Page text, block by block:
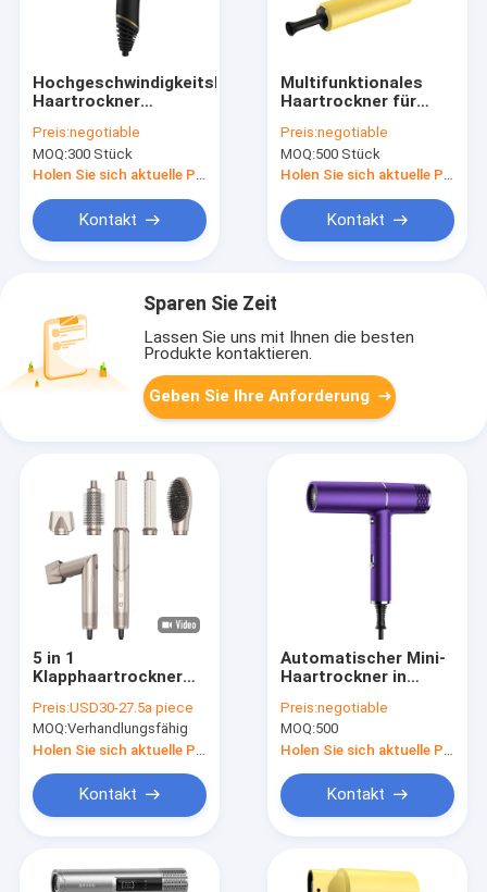
Hochgeschwindigkeitsklappbarer
Haartrockner
Tragbarer Klappbarer
Reisegebrauch
Preis:negotiable
MOQ:300 Stück
Holen Sie sich aktuelle Preis
Kontakt
Multifunktionales
Haartrockner für
Haarspritzpflege
Geräuscharm
Preis:negotiable
MOQ:500 Stück
Holen Sie sich aktuelle Preis
Kontakt
Sparen Sie Zeit
Lassen Sie uns mit Ihnen die besten
Produkte kontaktieren.
Geben Sie Ihre Anforderung
5 in 1
Klapphaartrockner
Hochgeschwindigkeits-
Turbo-Blasen-
Haartrockner Bürste
Profi 500 Millionen
Negativ-Ionen
Haartrockner
Preis:USD30-27.5a piece
MOQ:Verhandlungsfähig
Kontakt
Automatischer Mini-
Haartrockner in
Farben mit Standard-
Steckerdesign
Preis:negotiable
MOQ:500
Kontakt